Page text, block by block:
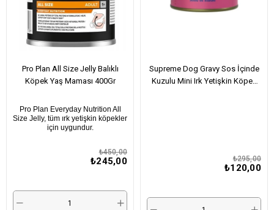
Pro Plan All Size Jelly Balıklı
Köpek Yaş Maması 400Gr
Pro Plan Everyday Nutrition All
Size Jelly, tüm ırk yetişkin köpekler
için uygundur.
₺245,00
₺450,00
Supreme Dog Gravy Sos İçinde
Kuzulu Mini Irk Yetişkin Köpek
₺120,00
₺295,00